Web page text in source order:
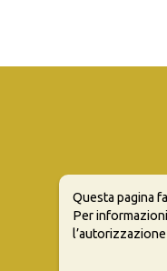
Questa pagina
Per